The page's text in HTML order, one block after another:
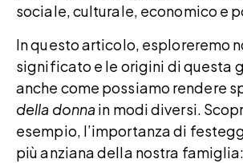
sociale, culturale, economico e
In questo articolo, esploreremo
significato e le origini di questa
anche come possiamo rendere
della donnain modi diversi.
esempio, l’importanza di
più anziana della nostra